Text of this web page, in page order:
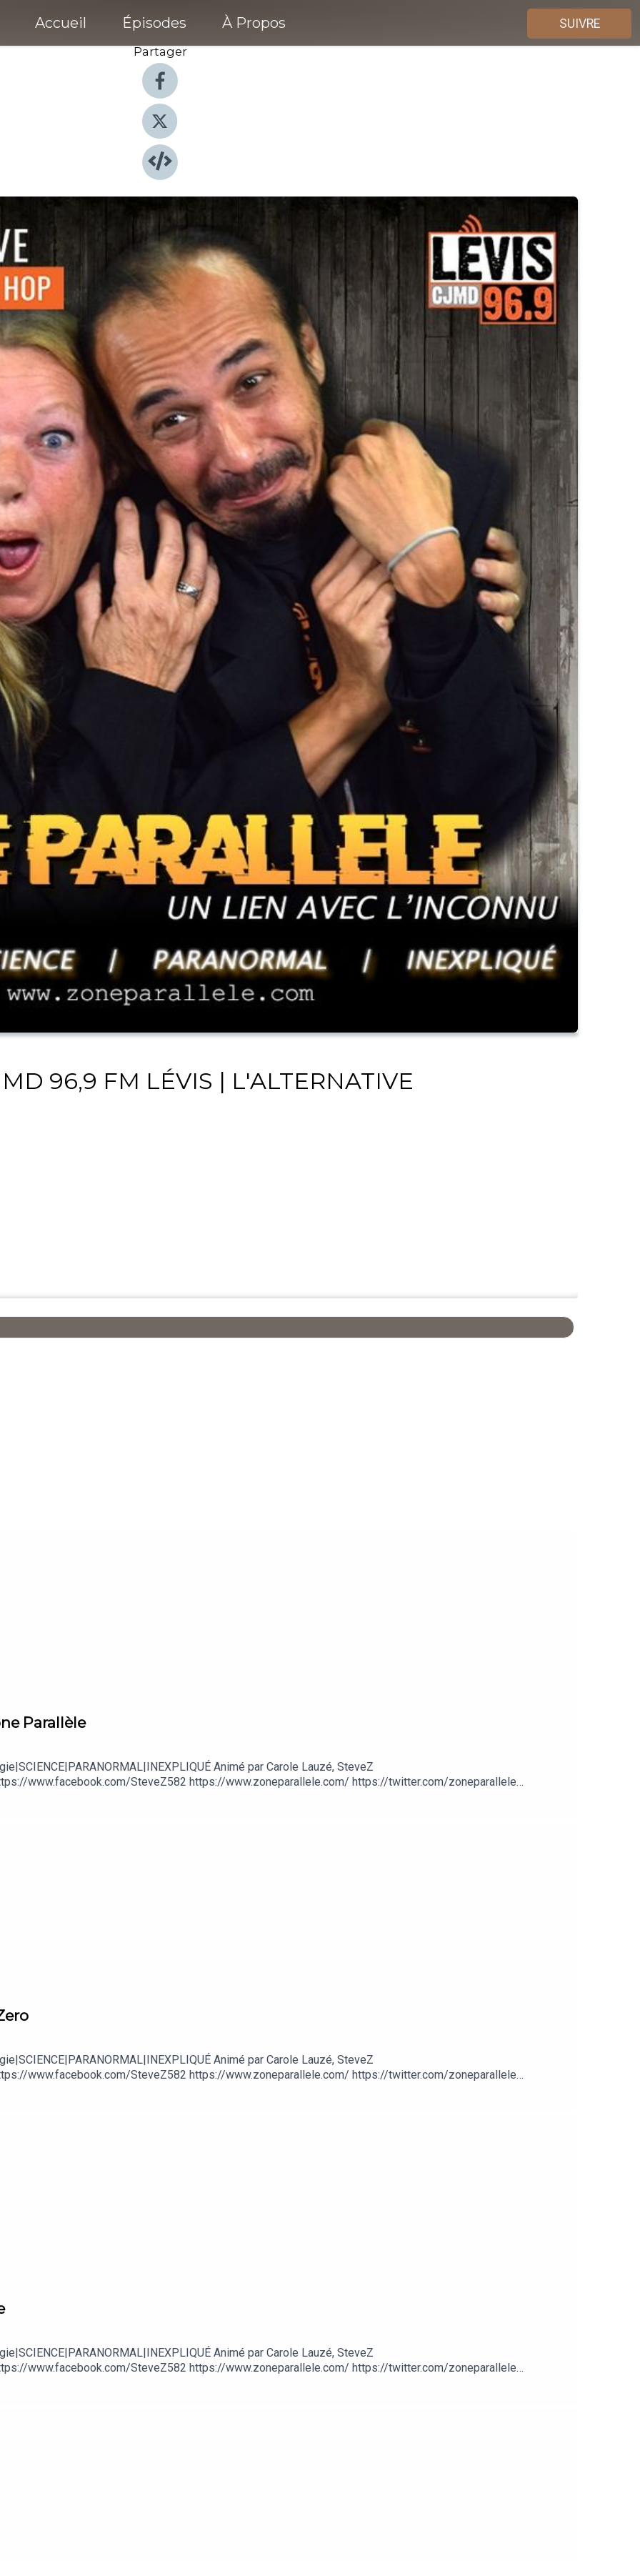
Accueil Épisodes À Propos
SUIVRE
Partager
96,9 FM LÉVIS | L'ALTERNATIVE
Parallèle
Animé par Carole Lauzé, SteveZ
www.facebook.com/SteveZ582 https://www.zoneparallele.com/ https://twitter.com/zoneparallele
Animé par Carole Lauzé, SteveZ
www.facebook.com/SteveZ582 https://www.zoneparallele.com/ https://twitter.com/zoneparallele
Animé par Carole Lauzé, SteveZ
www.facebook.com/SteveZ582 https://www.zoneparallele.com/ https://twitter.com/zoneparallele